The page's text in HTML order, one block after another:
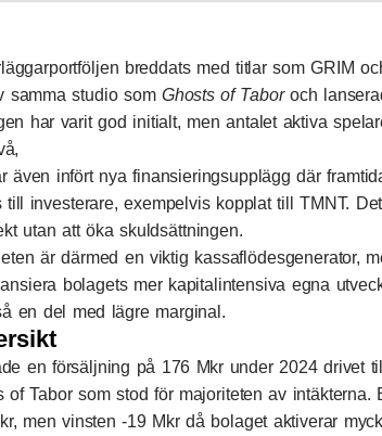
breddats med titlar som GRIM
samma studio som Ghosts of Taboroch
har varit god initialt, men antalet aktiva
även infört nya finansieringsupplägg där
till investerare, exempelvis kopplat till TMNT.
utan att öka skuldsättningen.
är därmed en viktig kassaflödesgenerator,
bolagets mer kapitalintensiva egna
en del med lägre marginal.
en försäljning på 176 Mkr under 2024 drivet
of Tabor som stod för majoriteten av intäkterna.
men vinsten -19 Mkr då bolaget aktiverar